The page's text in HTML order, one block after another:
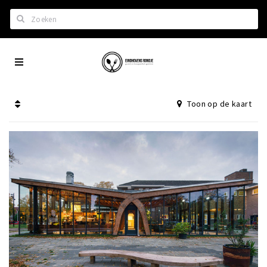
Home
Het laatste nieuws in Eindhoven
Restaurants en meer
Agenda
Hotels
Eindhovense Rondjes
Te koop en te huur
City
Toon op de kaart